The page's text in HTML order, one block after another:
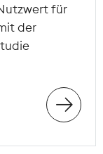
für
der